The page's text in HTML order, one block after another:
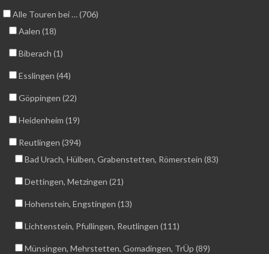
Alle Touren bei … (706)
Aalen (18)
Biberach (1)
Esslingen (44)
Göppingen (22)
Heidenheim (19)
Reutlingen (394)
Bad Urach, Hülben, Grabenstetten, Römerstein (83)
Dettingen, Metzingen (21)
Hohenstein, Engstingen (13)
Lichtenstein, Pfullingen, Reutlingen (111)
Münsingen, Mehrstetten, Gomadingen, TrÜp (89)